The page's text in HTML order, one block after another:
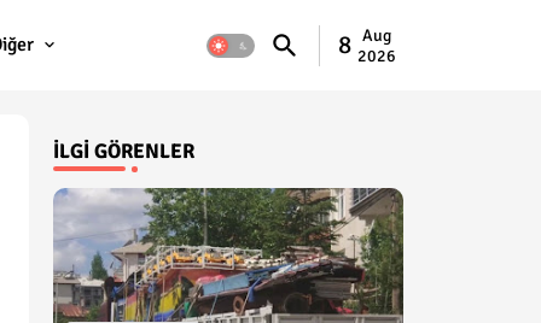
8 Aug
2026
İLGI GÖRENLER